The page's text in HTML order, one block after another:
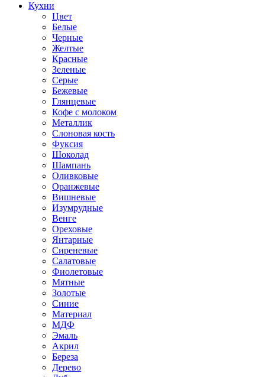
Кухни
Цвет
Белые
Черные
Желтые
Красные
Зеленые
Серые
Бежевые
Глянцевые
Кофе с молоком
Металлик
Слоновая кость
Фуксия
Шоколад
Шампань
Оливковые
Оранжевые
Вишневые
Изумрудные
Венге
Ореховые
Янтарные
Сиреневые
Салатовые
Фиолетовые
Мятные
Золотые
Синие
Материал
МДФ
Эмаль
Акрил
Береза
Дерево